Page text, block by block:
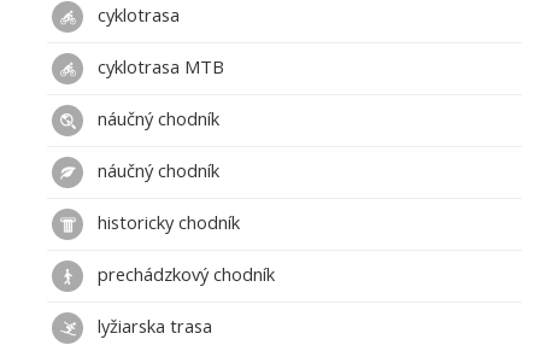
cyklotrasa
cyklotrasa MTB
náučný chodník
náučný chodník
historicky chodník
prechádzkový chodník
lyžiarska trasa